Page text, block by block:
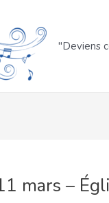
"Deviens
mars –